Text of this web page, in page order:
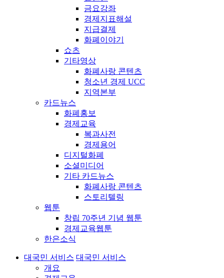
금요강좌
경제지표해설
지급결제
화폐이야기
쇼츠
기타영상
화폐사랑 콘텐츠
청소년 경제 UCC
지역본부
카드뉴스
화폐홍보
경제교육
복과사전
경제용어
디지털화폐
소셜미디어
기타 카드뉴스
화폐사랑 콘텐츠
스토리텔링
웹툰
창립 70주년 기념 웹툰
경제교육웹툰
한은소식
대국민 서비스 대국민 서비스
개요